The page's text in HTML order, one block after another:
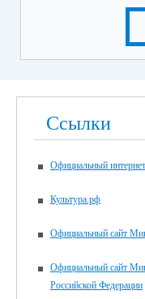
Ссылки
Официальный
Культура.рф
Официальный сайт
Официальный сайт
Российской Федерации